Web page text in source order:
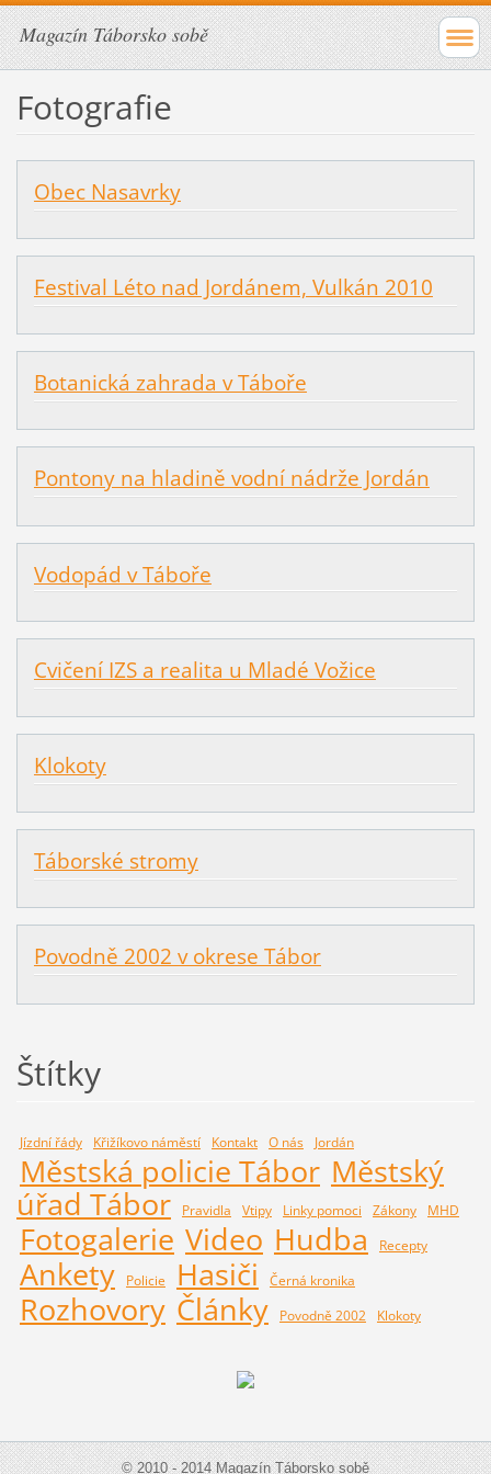
Magazín Táborsko sobě
Fotografie
Obec Nasavrky
Festival Léto nad Jordánem, Vulkán 2010
Botanická zahrada v Táboře
Pontony na hladině vodní nádrže Jordán
Vodopád v Táboře
Cvičení IZS a realita u Mladé Vožice
Klokoty
Táborské stromy
Povodně 2002 v okrese Tábor
Štítky
Jízdní řády Křižíkovo náměstí Kontakt O nás Jordán
Městská policie Tábor Městský
úřad Tábor
Pravidla Vtipy Linky pomoci Zákony MHD
Fotogalerie Video Hudba Recepty
Ankety Policie Hasiči Černá kronika
Rozhovory Články Povodně 2002 Klokoty
© 2010 - 2014 Magazín Táborsko sobě